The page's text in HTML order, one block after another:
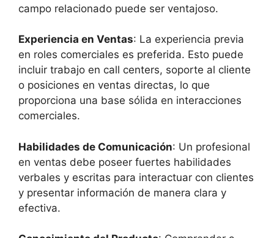
campo relacionado puede ser ventajoso.
Experiencia en Ventas: La experiencia previa
en roles comerciales es preferida. Esto puede
incluir trabajo en call centers, soporte al cliente
o posiciones en ventas directas, lo que
proporciona una base sólida en interacciones
comerciales.
Habilidades de Comunicación: Un profesional
en ventas debe poseer fuertes habilidades
verbales y escritas para interactuar con clientes
y presentar información de manera clara y
efectiva.